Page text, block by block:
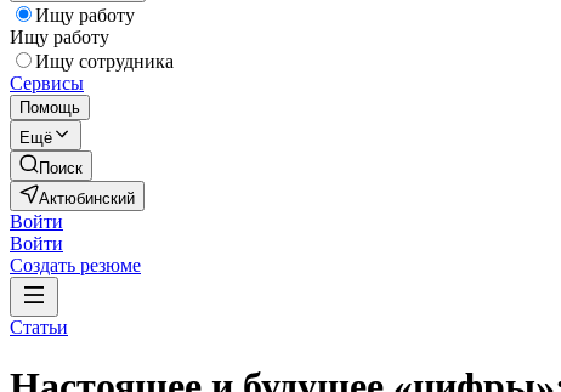
Ищу работу
Ищу работу
Ищу сотрудника
Сервисы
Помощь
Ещё
Поиск
Актюбинский
Войти
Войти
Создать резюме
Статьи